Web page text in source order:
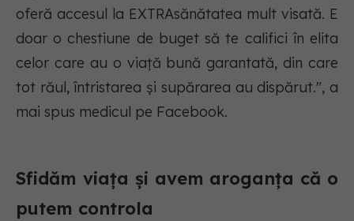
oferă accesul la EXTRAsănătatea mult visată. E
doar o chestiune de buget să te califici în elita
celor care au o viață bună garantată, din care
tot răul, întristarea și supărarea au dispărut.", a
mai spus medicul pe Facebook.
Sfidăm viața și avem aroganța că o
putem controla